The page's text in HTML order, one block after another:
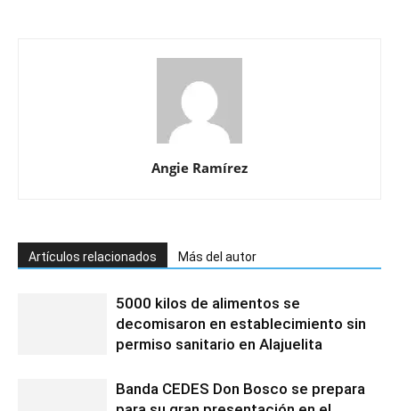
Angie Ramírez
Artículos relacionados Más del autor
5000 kilos de alimentos se
decomisaron en establecimiento sin
permiso sanitario en Alajuelita
Banda CEDES Don Bosco se prepara